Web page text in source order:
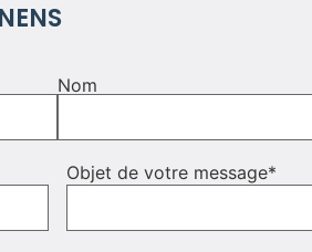
Nom
Objet de votre message*